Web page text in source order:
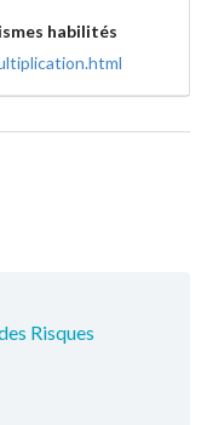
habilités
Risques